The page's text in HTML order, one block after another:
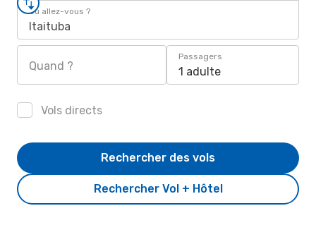
Où allez-vous ?
Itaituba
Quand ?
Passagers
1 adulte
Vols directs
Rechercher Vol + Hôtel
Rechercher des vols